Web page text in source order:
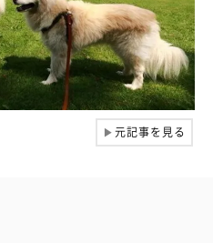
▶元記事を見る